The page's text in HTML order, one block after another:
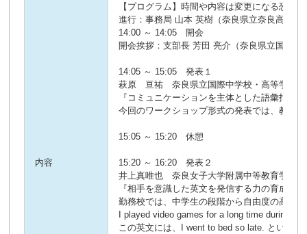
内容
【プログラム】時間や内容は変更になる恐れ
進行：事務局 山本 英樹（奈良県立奈良高等学
14:00 ～ 14:05 開会
開会挨拶：支部長 芳田 亮介（奈良県立国際中
14:05 ～ 15:05 発表１
萩原 亘祐 奈良県立国際中学校・高等学校
『コミュニケーションを主体とした語彙指導
今回のワークショップ形式の発表では、教科
15:05 ～ 15:20 休憩
15:20 ～ 16:20 発表２
井上真唯也 奈良女子大学附属中等教育学校
『相手を意識した英文を発信する力の育成』
勤務校では、中学生の段階から自由度の高い
I played video games for a long time during
この英文には、I went to bed so late. といっ